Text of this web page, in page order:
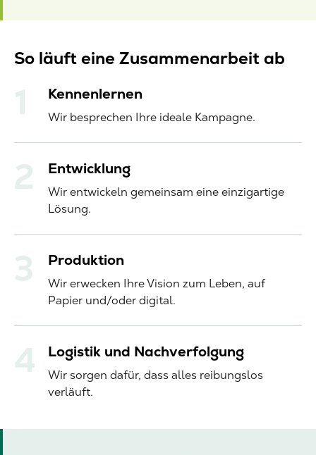
So läuft eine Zusammenarbeit ab
Kennenlernen
Wir besprechen Ihre ideale Kampagne.
Entwicklung
Wir entwickeln gemeinsam eine einzigartige
Lösung.
Produktion
Wir erwecken Ihre Vision zum Leben, auf
Papier und/oder digital.
Logistik und Nachverfolgung
Wir sorgen dafür, dass alles reibungslos
verläuft.